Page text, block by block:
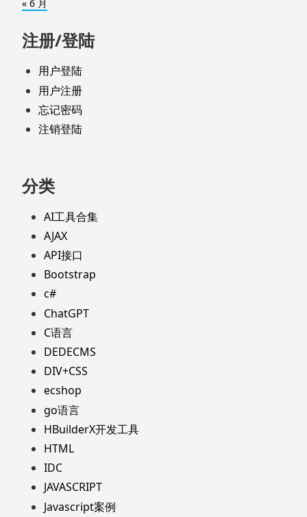
« 6 月
注册/登陆
用户登陆
用户注册
忘记密码
注销登陆
分类
AI工具合集
AJAX
API接口
Bootstrap
c#
ChatGPT
C语言
DEDECMS
DIV+CSS
ecshop
go语言
HBuilderX开发工具
HTML
IDC
JAVASCRIPT
Javascript案例